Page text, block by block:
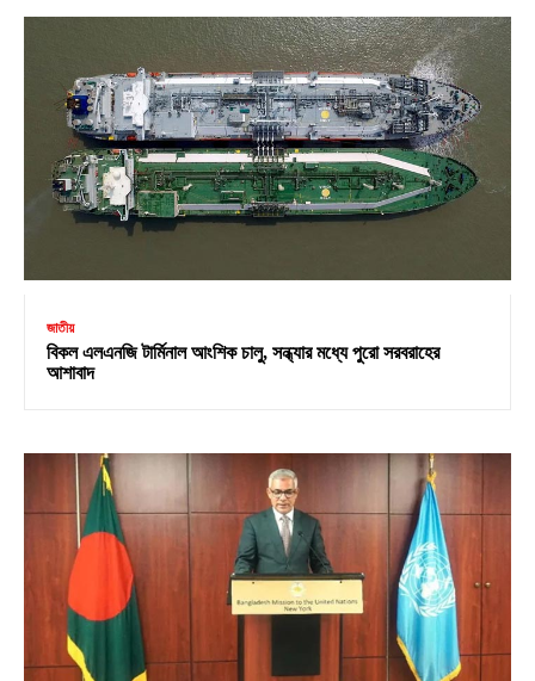
জাতীয়
বিকল এলএনজি টার্মিনাল আংশিক চালু, সন্ধ্যার মধ্যে পুরো সরবরাহের
আশাবাদ